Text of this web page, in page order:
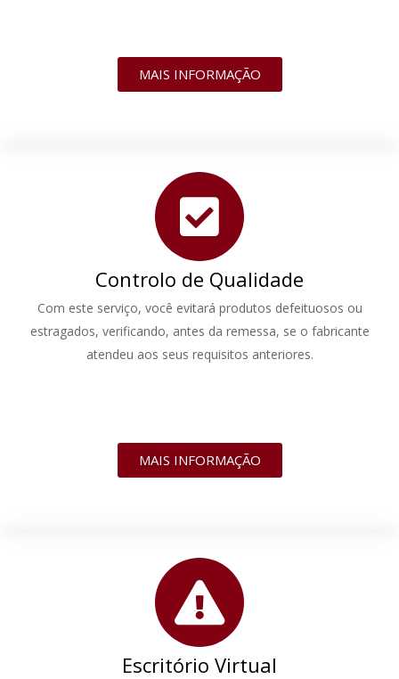
MAIS INFORMAÇÃO
Controlo de Qualidade
Com este serviço, você evitará produtos defeituosos ou
estragados, verificando, antes da remessa, se o fabricante
atendeu aos seus requisitos anteriores.
MAIS INFORMAÇÃO
Escritório Virtual